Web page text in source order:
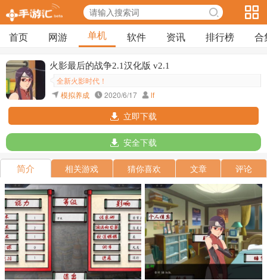
首页 网游 单机 软件 资讯 排行榜 合
火影最后的战争2.1汉化版 v2.1
全新火影时代！
模拟养成
2020/6/17 lf
立即下载
安全下载
简介 相关游戏 猜你喜欢 文章 评论